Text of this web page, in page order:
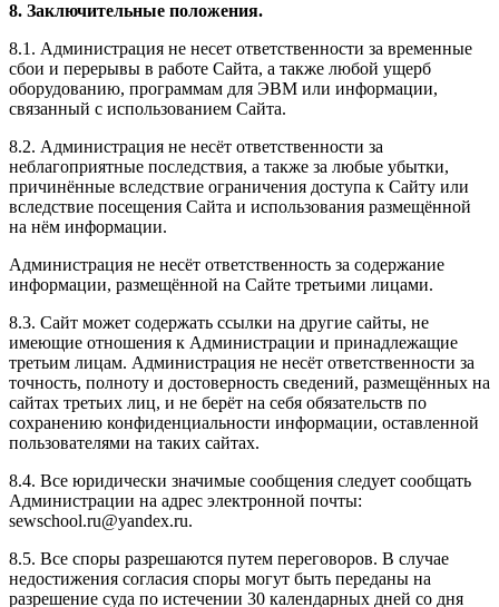
8. Заключительные положения.
8.1. Администрация не несет ответственности за временные
сбои и перерывы в работе Сайта, а также любой ущерб
оборудованию, программам для ЭВМ или информации,
связанный с использованием Сайта.
8.2. Администрация не несёт ответственности за
неблагоприятные последствия, а также за любые убытки,
причинённые вследствие ограничения доступа к Сайту или
вследствие посещения Сайта и использования размещённой
на нём информации.
Администрация не несёт ответственность за содержание
информации, размещённой на Сайте третьими лицами.
8.3. Сайт может содержать ссылки на другие сайты, не
имеющие отношения к Администрации и принадлежащие
третьим лицам. Администрация не несёт ответственности за
точность, полноту и достоверность сведений, размещённых на
сайтах третьих лиц, и не берёт на себя обязательств по
сохранению конфиденциальности информации, оставленной
пользователями на таких сайтах.
8.4. Все юридически значимые сообщения следует сообщать
Администрации на адрес электронной почты:
sewschool.ru@yandex.ru.
8.5. Все споры разрешаются путем переговоров. В случае
недостижения согласия споры могут быть переданы на
разрешение суда по истечении 30 календарных дней со дня